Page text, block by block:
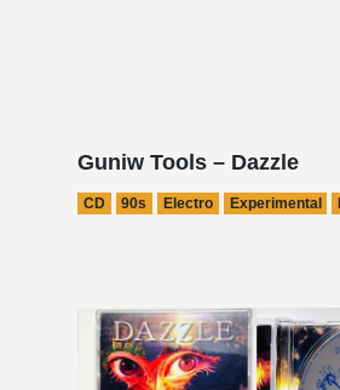
Guniw Tools – Dazzle
CD 90s Electro Experimental